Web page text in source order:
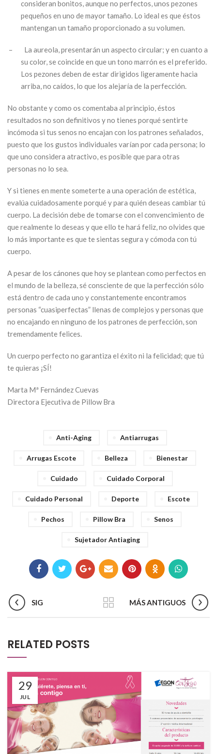
consideran bonitos, aunque no perfectos, unos pezones
pequeños en uno de mayor tamaño. Lo ideal es que éstos
mantengan un tamaño proporcionado a su volumen.
–
La aureola, presentarán un aspecto circular; y en cuanto a
su color, se coincide en que un tono marrón es el preferido.
Los pezones deben de estar dirigidos ligeramente hacia
arriba, no caídos, lo que los alejaría de la perfección.
No obstante y como os comentaba al principio, éstos
resultados no son definitivos y no tienes porqué sentirte
incómoda si tus senos no encajan con los patrones señalados,
puesto que los gustos individuales varían por cada persona; lo
que uno considera atractivo, es posible que para otras
personas no lo sea.
Y si tienes en mente someterte a una operación de estética,
evalúa cuidadosamente porqué y para quién deseas cambiar tú
cuerpo. La decisión debe de tomarse con el convencimiento de
que realmente lo deseas y que ello te hará feliz, no olvides que
lo más importante es que te sientas segura y cómoda con tú
cuerpo.
A pesar de los cánones que hoy se plantean como perfectos en
el mundo de la belleza, sé consciente de que la perfección sólo
está dentro de cada uno y constantemente encontramos
personas “cuasiperfectas” llenas de complejos y personas que
no encajando en ninguno de los patrones de perfección, son
tremendamente felices.
Un cuerpo perfecto no garantiza el éxito ni la felicidad; que tú
te quieras ¡SÍ!
Marta Mª Fernández Cuevas
Directora Ejecutiva de Pillow Bra
Anti-Aging Antiarrugas
Arrugas Escote Belleza Bienestar
Cuidado Cuidado Corporal
Cuidado Personal Deporte Escote
Pechos Pillow Bra Senos
Sujetador Antiaging
SIG MÁS ANTIGUOS
RELATED POSTS
29
JUL